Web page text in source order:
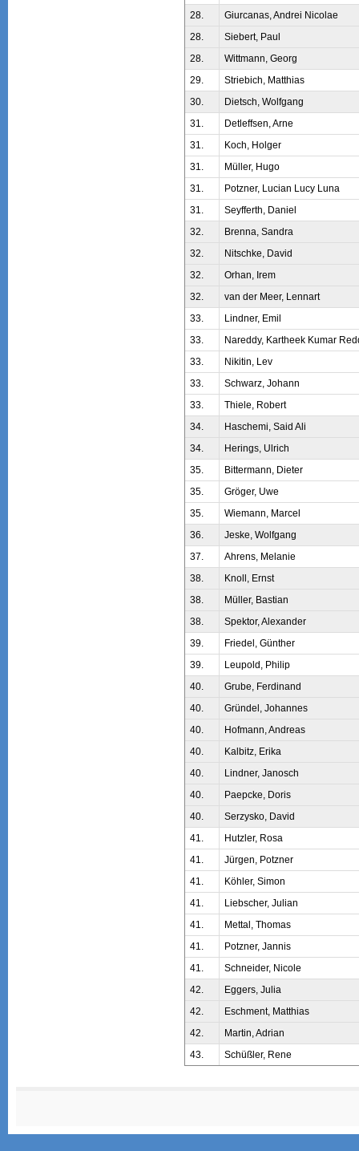
28.
Giurcanas, Andrei Nicolae
28.
Siebert, Paul
28.
Wittmann, Georg
29.
Striebich, Matthias
30.
Dietsch, Wolfgang
31.
Detleffsen, Arne
31.
Koch, Holger
31.
Müller, Hugo
31.
Potzner, Lucian Lucy Luna
31.
Seyfferth, Daniel
32.
Brenna, Sandra
32.
Nitschke, David
32.
Orhan, Irem
32.
van der Meer, Lennart
33.
Lindner, Emil
33.
Nareddy, Kartheek Kumar
33.
Nikitin, Lev
33.
Schwarz, Johann
33.
Thiele, Robert
34.
Haschemi, Said Ali
34.
Herings, Ulrich
35.
Bittermann, Dieter
35.
Gröger, Uwe
35.
Wiemann, Marcel
36.
Jeske, Wolfgang
37.
Ahrens, Melanie
38.
Knoll, Ernst
38.
Müller, Bastian
38.
Spektor, Alexander
39.
Friedel, Günther
39.
Leupold, Philip
40.
Grube, Ferdinand
40.
Gründel, Johannes
40.
Hofmann, Andreas
40.
Kalbitz, Erika
40.
Lindner, Janosch
40.
Paepcke, Doris
40.
Serzysko, David
41.
Hutzler, Rosa
41.
Jürgen, Potzner
41.
Köhler, Simon
41.
Liebscher, Julian
41.
Mettal, Thomas
41.
Potzner, Jannis
41.
Schneider, Nicole
42.
Eggers, Julia
42.
Eschment, Matthias
42.
Martin, Adrian
43.
Schüßler, Rene